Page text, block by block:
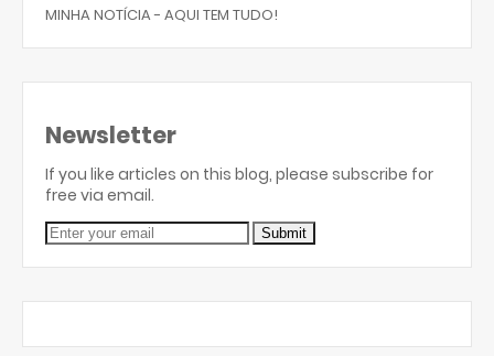
MINHA NOTÍCIA - AQUI TEM TUDO!
Newsletter
If you like articles on this blog, please subscribe for
free via email.